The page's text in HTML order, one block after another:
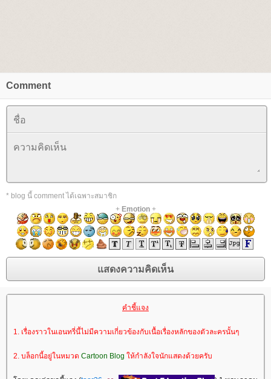
Comment
* blog นี้ comment ได้เฉพาะสมาชิก
+ Emotion+
คำชี้แจง
1. เรื่องราวในเอนทรี่นี้ไม่มีความเกี่ยวข้องกับเนื้อเรื่องหลักของตัวละครนั้นๆ
2. บล็อกนี้อยู่ในหมวด Cartoon Blog ห้กำลังใจนักแสดงด้วยครับ